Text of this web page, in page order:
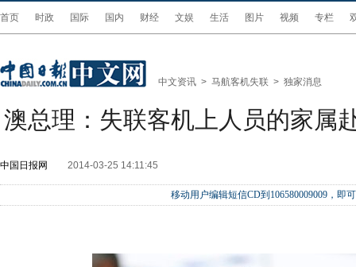
首页 时政 国际 国内 财经 文娱 生活 图片 视频 专栏
中文资讯 > 马航客机失联 > 独家消息
澳总理：失联客机上人员的家属
中国日报网 2014-03-25 14:11:45
移动用户编辑短信CD到106580009009，即